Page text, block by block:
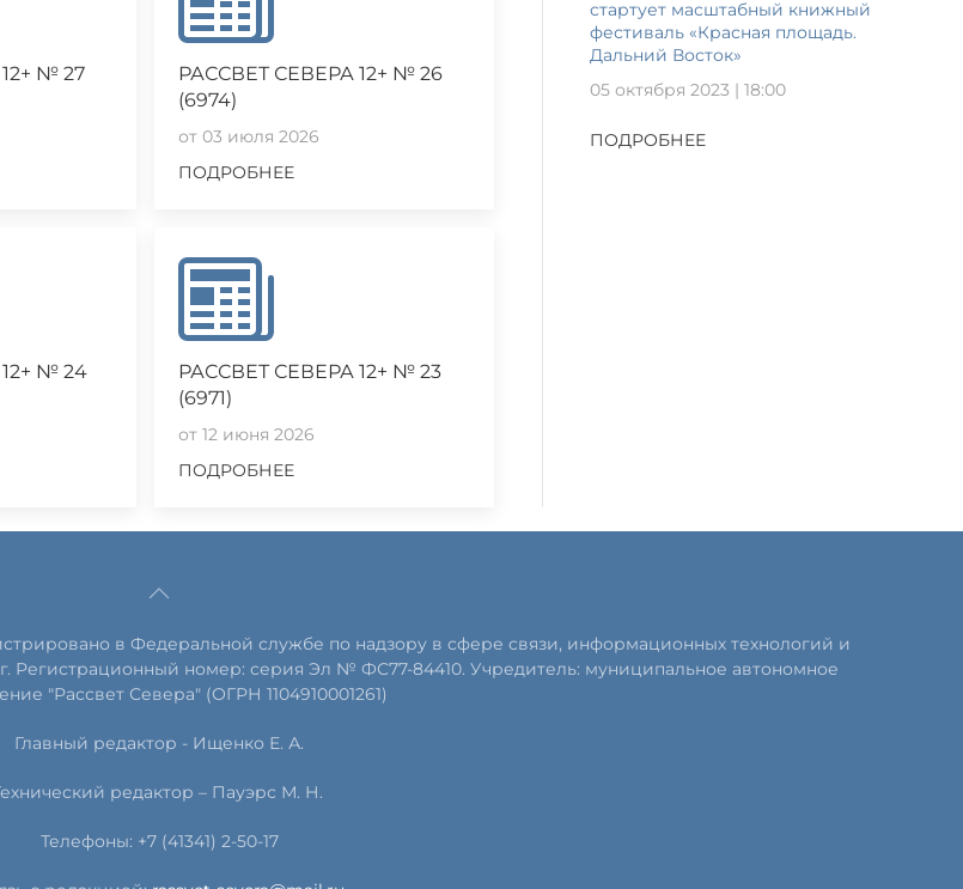
№ 27
РАССВЕТ СЕВЕРА 12+ № 26
(6974)
от 03 июля 2026
ПОДРОБНЕЕ
№ 24
РАССВЕТ СЕВЕРА 12+ № 23
(6971)
от 12 июня 2026
ПОДРОБНЕЕ
стартует масштабный книжный
фестиваль «Красная площадь.
Дальний Восток»
05 октября 2023 | 18:00
ПОДРОБНЕЕ
в Федеральной службе по надзору в сфере связи, информационных технологий и
Регистрационный номер: серия Эл № ФС77-84410. Учредитель: муниципальное автономное
"Рассвет Севера" (ОГРН 1104910001261)
Главный редактор - Ищенко Е. А.
редактор – Пауэрс М. Н.
Телефоны: +7 (41341) 2-50-17